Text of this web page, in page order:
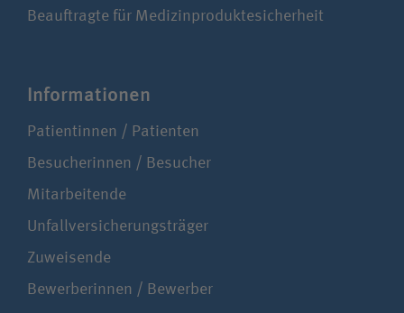
Beauftragte für Medizinproduktesicherheit
Infor­ma­tionen
Patientinnen / Patienten
Besucherinnen / Besucher
Mitarbeitende
Unfallversicherungsträger
Zuweisende
Bewerberinnen / Bewerber